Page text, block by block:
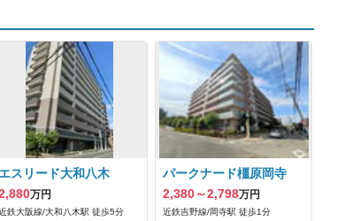
エスリード大和八木
万円
鉄大阪線/大和八木駅 徒歩5分
パークナード橿原岡寺
2,380～2,798万円
近鉄吉野線/岡寺駅 徒歩1分